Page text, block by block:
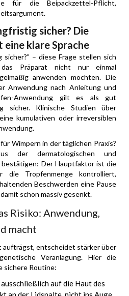
für die Beipackzettel-Pflicht,
sicher? Die
klare Sprache
– diese Frage stellen sich
Präparat nicht nur einmal
anwenden möchten. Die
Anwendung nach Anleitung und
Anwendung gilt es als gut
sicher. Klinische Studien über
kumulativen oder irreversiblen
Wimpern in der täglichen Praxis?
der dermatologischen und
bestätigen: Der Hauptfaktor ist die
die Tropfenmenge kontrolliert,
Beschwerden eine Pause
schon massiv gesenkt.
Risiko: Anwendung,
macht
aufträgst, entscheidet stärker über
Veranlagung. Hier die
sichere Routine:
auf die Haut des